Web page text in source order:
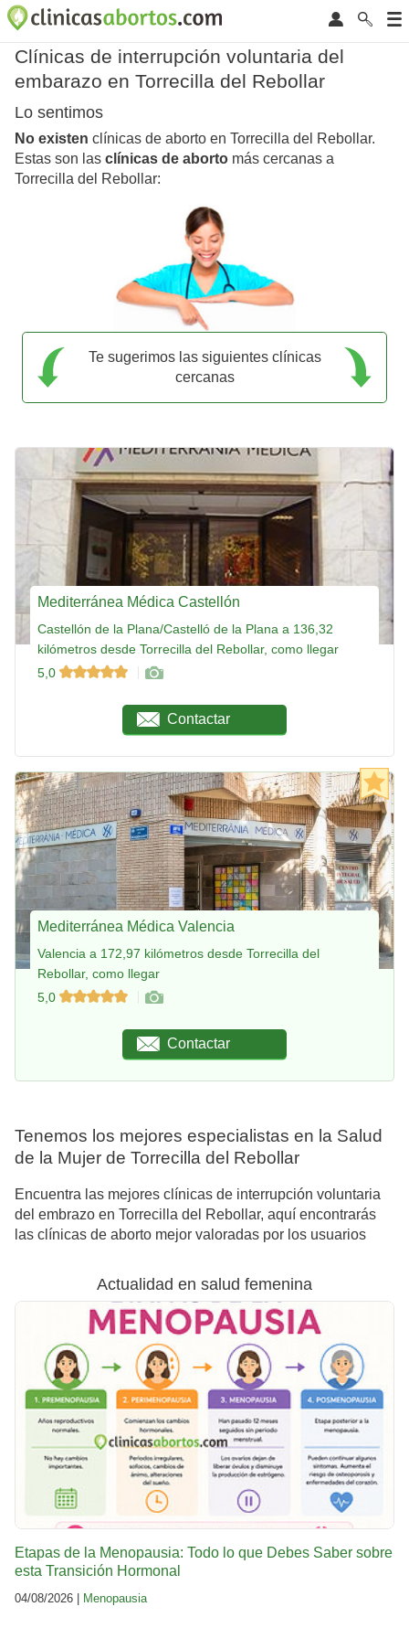
Clínicas de interrupción voluntaria del
embarazo en Torrecilla del Rebollar
Lo sentimos
No existen clínicas de aborto en Torrecilla del Rebollar.
Estas son las clínicas de aborto más cercanas a
Torrecilla del Rebollar:
Te sugerimos las siguientes clínicas
cercanas
Mediterránea Médica Castellón
Castellón de la Plana/Castelló de la Plana a 136,32
kilómetros desde Torrecilla del Rebollar, como llegar
5,0
Contactar
Mediterránea Médica Valencia
Valencia a 172,97 kilómetros desde Torrecilla del
Rebollar, como llegar
5,0
Contactar
Tenemos los mejores especialistas en la Salud
de la Mujer de Torrecilla del Rebollar
Encuentra las mejores clínicas de interrupción voluntaria
del embrazo en Torrecilla del Rebollar, aquí encontrarás
las clínicas de aborto mejor valoradas por los usuarios
Actualidad en salud femenina
Etapas de la Menopausia: Todo lo que Debes Saber sobre
esta Transición Hormonal
04/08/2026 | Menopausia